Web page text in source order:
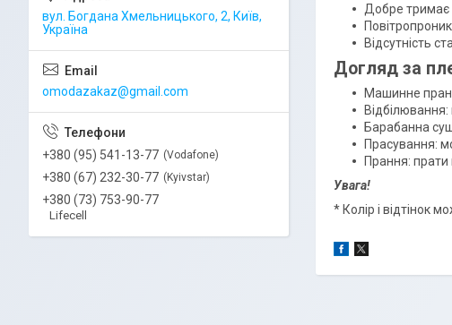
Добре тримає
Відсутність
Догляд за
Машинне
Відбілювання:
Барабанна
Прасування:
Прання: прати
Увага!
* Колір і відтінок
вул. Богдана Хмельницького, 2, Київ,
Україна
omodazakaz@gmail.com
+380 (95) 541-13-77 Vodafone
+380 (67) 232-30-77 Kyivstar
+380 (73) 753-90-77
Lifecell